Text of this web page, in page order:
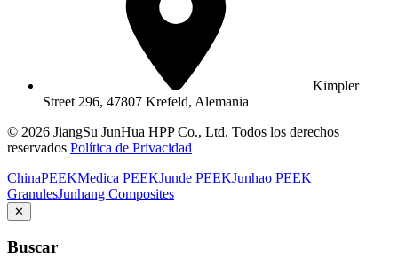
Kimpler
Street 296, 47807 Krefeld, Alemania
© 2026 JiangSu JunHua HPP Co., Ltd. Todos los derechos
reservados Política de Privacidad
ChinaPEEKMedica PEEKJunde PEEKJunhao PEEK
GranulesJunhang Composites
✕
Buscar